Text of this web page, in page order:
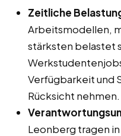
Zeitliche
Arbeitsmodellen,
stärksten belastet
Verfügbarkeit und
Rücksicht nehmen.
Leonberg tragen